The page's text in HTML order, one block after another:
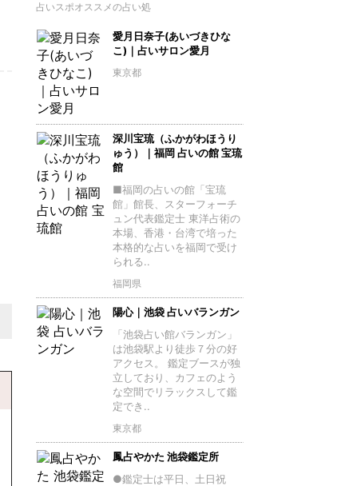
占いスポオススメの占い処
愛月日奈子(あいづきひな
こ)｜占いサロン愛月
東京都
深川宝琉（ふかがわほうり
ゅう）｜福岡 占いの館 宝琉
館
■福岡の占いの館「宝琉
館」館長、スターフォーチ
ュン代表鑑定士 東洋占術の
本場、香港・台湾で培った
本格的な占いを福岡で受け
られる..
福岡県
陽心｜池袋 占いバランガン
「池袋占い館バランガン」
は池袋駅より徒歩７分の好
アクセス。 鑑定ブースが独
立しており、カフェのよう
な空間でリラックスして鑑
定でき..
東京都
鳳占やかた 池袋鑑定所
●鑑定士は平日、土日祝